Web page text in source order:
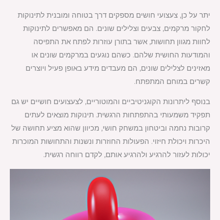
יתר על כן, צעצועי חושים מספקים דרך בטוחה ומובנית לתינוקות
לחקור מרקמים, צבעים וצלילים שונים. הם מאפשרים לתינוקות
לחוות מגוון תחושות, אשר בתורן עוזרות לפתח את התפיסה
והמודעות החושית שלהם. כשהם נוגעים במרקמים שונים או
מאזינים לצלילים שונים, הם מעבדים מידע באופן פעיל ויוצרים
קשרים במוחם המתפתח.
בנוסף ליתרונות הקוגניטיביים והמוטוריים, לצעצועים חושיים יש גם
תפקיד משמעותי בהתפתחות הרגשית. תינוקות מוצאים לעתים
קרובות נחמה וביטחון במשחק חושי, מכיוון שהוא מציע תחושה של
היכרות ויכולת חיזוי. הפעולות החוזרות ונשנות והתחושות המוכרות
יכולות לעזור להרגיע ולהרגיע אותם, לקדם רווחה רגשית.